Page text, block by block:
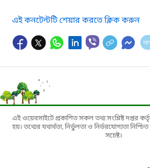
এই কনটেন্টটি শেয়ার করতে ক্লিক করুন
এই ওয়েবসাইটে প্রকাশিত সকল তথ্য সংশ্লিষ্ট দপ্তর
হয়। তথ্যের যথার্থতা, নির্ভুলতা ও নির্ভরযোগ্যতা নিশ্চিত
সচেষ্ট।